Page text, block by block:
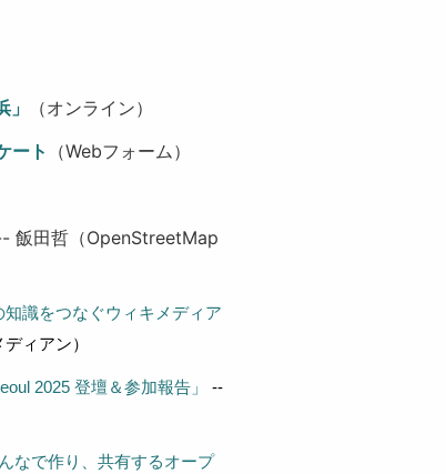
（オンライン）
ート
（Webフォーム）
飯田哲（OpenStreetMap
知識をつなぐウィキメディア
ィアン）
2025 登壇＆参加報告」
んなで作り、共有するオープ